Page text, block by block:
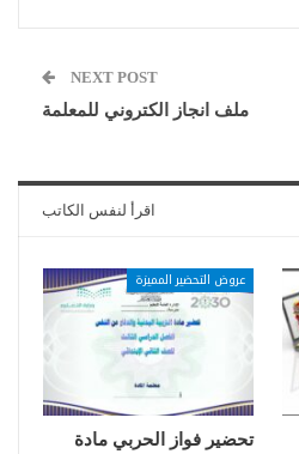
NEXT POST
ملف انجاز الكتروني للمعلمة
اقرأ لنفس الكاتب
عروض التحضير المميزة
تحضير فواز الحربي مادة